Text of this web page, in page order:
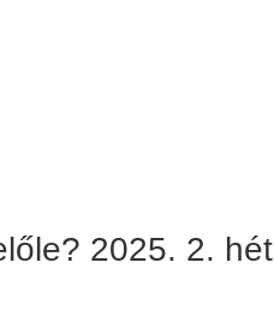
2025. 2. hét